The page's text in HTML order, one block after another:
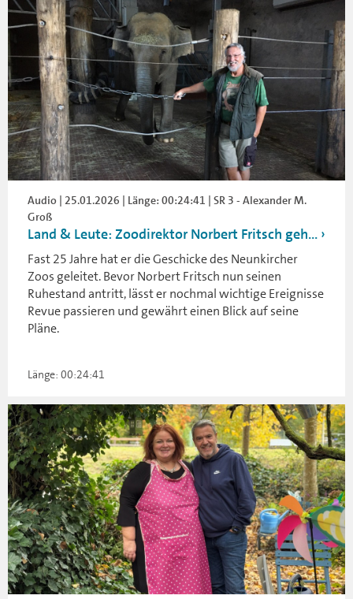
Audio | 25.01.2026 | Länge: 00:24:41 | SR 3 - Alexander M.
Groß
Land & Leute: Zoodirektor Norbert Fritsch geh...
Fast 25 Jahre hat er die Geschicke des Neunkircher
Zoos geleitet. Bevor Norbert Fritsch nun seinen
Ruhestand antritt, lässt er nochmal wichtige Ereignisse
Revue passieren und gewährt einen Blick auf seine
Pläne.
Länge: 00:24:41